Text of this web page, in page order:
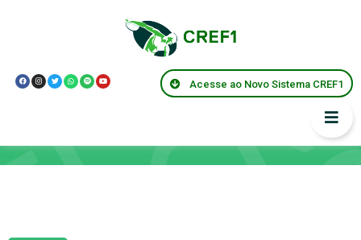
Acesse ao Novo Sistema CREF1